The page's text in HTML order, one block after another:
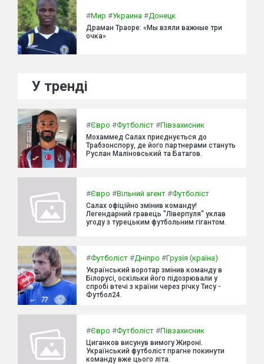
#Мир #Украина #Донецк
Драман Траоре: «Мы взяли важные три
очка»
У тренді
#Євро #Футболіст #Півзахисник
Мохаммед Салах приєднується до
Трабзонспору, де його партнерами стануть
Руслан Маліновський та Батагов.
#Євро #Вільний агент #Футболіст
Салах офіційно змінив команду!
Легендарний гравець "Ліверпуля" уклав
угоду з турецьким футбольним гігантом.
#Футболіст #Дніпро #Грузія (країна)
Український воротар змінив команду в
Білорусі, оскільки його підозрювали у
спробі втечі з країни через річку Тису -
Футбол24.
#Євро #Футболіст #Півзахисник
Циганков висунув вимогу Жироні.
Український футболіст прагне покинути
команду вже цього літа.